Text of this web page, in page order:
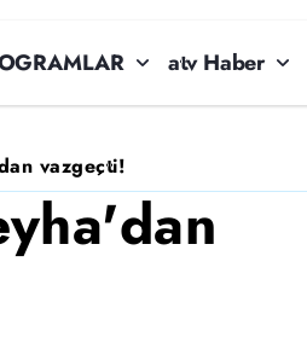
atv Haber
vazgeçti!